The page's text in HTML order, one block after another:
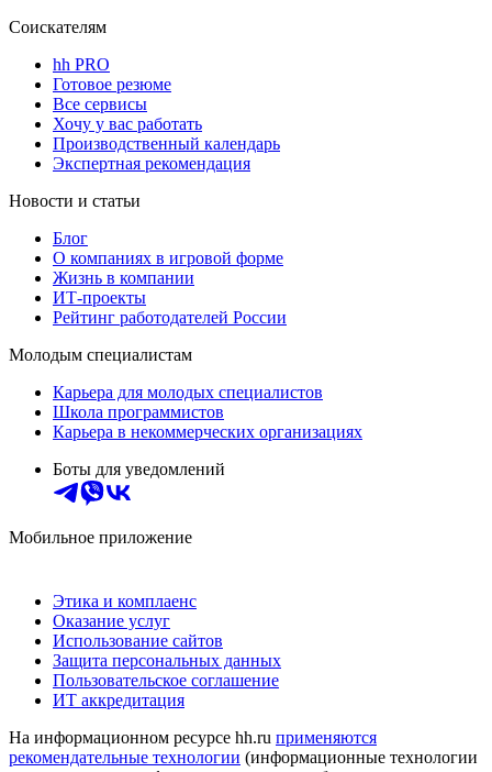
Соискателям
hh PRO
Готовое резюме
Все сервисы
Хочу у вас работать
Производственный календарь
Экспертная рекомендация
Новости и статьи
Блог
О компаниях в игровой форме
Жизнь в компании
ИТ-проекты
Рейтинг работодателей России
Молодым специалистам
Карьера для молодых специалистов
Школа программистов
Карьера в некоммерческих организациях
Боты для уведомлений
Мобильное приложение
Этика и комплаенс
Оказание услуг
Использование сайтов
Защита персональных данных
Пользовательское соглашение
ИТ аккредитация
На информационном ресурсе hh.ru применяются
рекомендательные технологии (информационные технологии